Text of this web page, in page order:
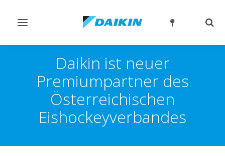
Navigation
Daikin ist neuer
Premiumpartner des
Österreichischen
Eishockeyverbandes